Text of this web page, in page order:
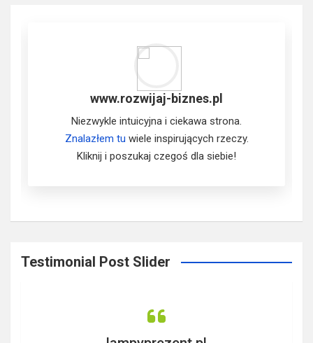
www.rozwijaj-biznes.pl
Niezwykle intuicyjna i ciekawa strona.
Znalazłem tu wiele inspirujących rzeczy.
Kliknij i poszukaj czegoś dla siebie!
Testimonial Post Slider